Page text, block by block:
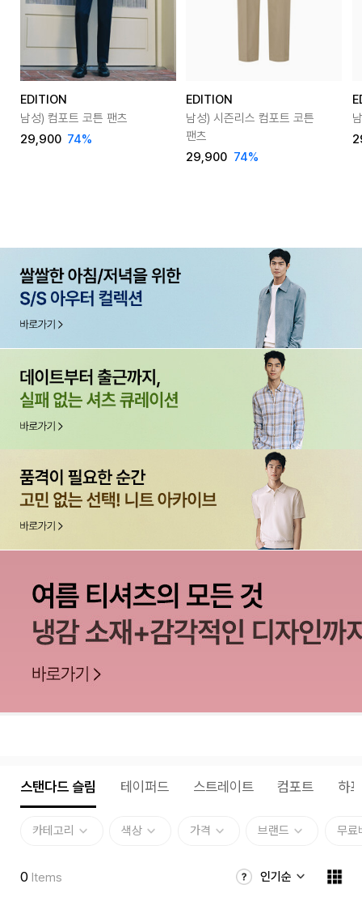
EDITION
남성) 컴포트 코튼 팬츠
29,900 74%
EDITION
남성) 시즌리스 컴포트 코튼
팬츠
29,900 74%
스탠다드 슬림 테이퍼드 스트레이트 컴포트 하
카테고리 색상 가격 브랜드 무료
0 Items 인기순